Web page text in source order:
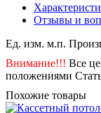
Отзывы и
Ед. изм. м.п.
Внимание!!! Все
положениями
Похожие товары